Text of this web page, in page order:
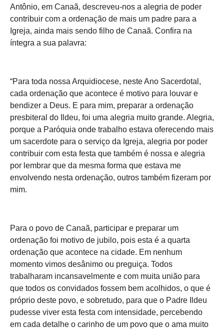
Antônio, em Canaã, descreveu-nos a alegria de poder
contribuir com a ordenação de mais um padre para a
Igreja, ainda mais sendo filho de Canaã. Confira na
íntegra a sua palavra:
“Para toda nossa Arquidiocese, neste Ano Sacerdotal,
cada ordenação que acontece é motivo para louvar e
bendizer a Deus. E para mim, preparar a ordenação
presbiteral do Ildeu, foi uma alegria muito grande. Alegria,
porque a Paróquia onde trabalho estava oferecendo mais
um sacerdote para o serviço da Igreja, alegria por poder
contribuir com esta festa que também é nossa e alegria
por lembrar que da mesma forma que estava me
envolvendo nesta ordenação, outros também fizeram por
mim.
Para o povo de Canaã, participar e preparar um
ordenação foi motivo de jubilo, pois esta é a quarta
ordenação que acontece na cidade. Em nenhum
momento vimos desânimo ou preguiça. Todos
trabalharam incansavelmente e com muita união para
que todos os convidados fossem bem acolhidos, o que é
próprio deste povo, e sobretudo, para que o Padre Ildeu
pudesse viver esta festa com intensidade, percebendo
em cada detalhe o carinho de um povo que o ama muito